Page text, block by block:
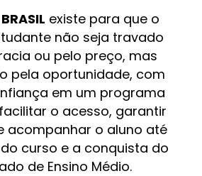
existe para que o
não seja travado
ou pelo preço, mas
pela oportunidade, com
em um programa
o acesso, garantir
acompanhar o aluno até
curso e a conquista do
de Ensino Médio.